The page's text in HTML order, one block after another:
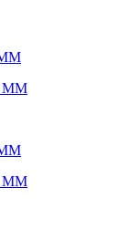
ММ
ММ
ММ
ММ